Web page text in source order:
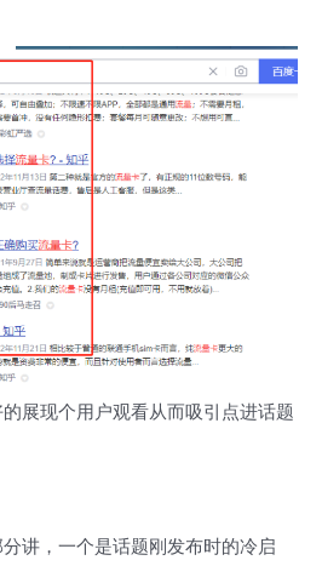
展现个用户观看从而吸引点进话题
讲，一个是话题刚发布时的冷启